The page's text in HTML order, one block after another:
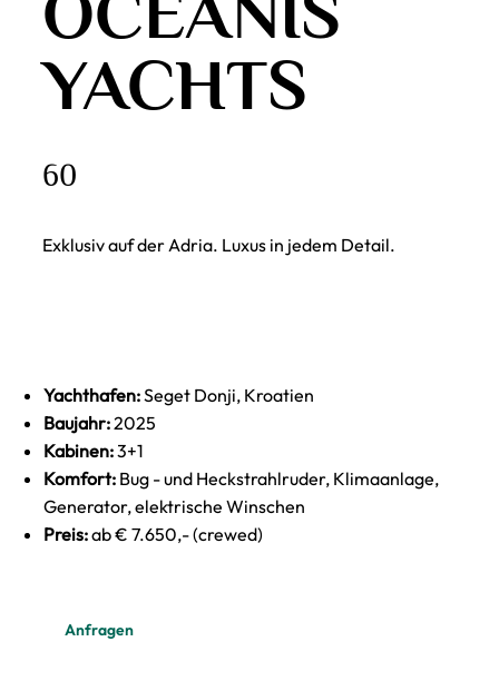
YACHTS
60
Exklusiv auf der Adria. Luxus in jedem Detail.
Yachthafen:Seget Donji, Kroatien
Baujahr:2025
Kabinen:3+1
Komfort: Bug - und Heckstrahlruder, Klimaanlage,
Generator, elektrische Winschen
Preis:ab € 7.650,- (crewed)
Anfragen